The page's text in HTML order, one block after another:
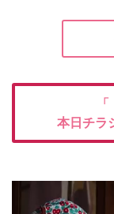
「
本日チラ